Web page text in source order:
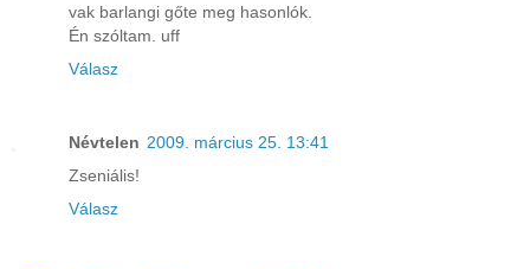
vak barlangi gőte meg hasonlók.
Én szóltam. uff
Válasz
Névtelen 2009. március 25. 13:41
Zseniális!
Válasz